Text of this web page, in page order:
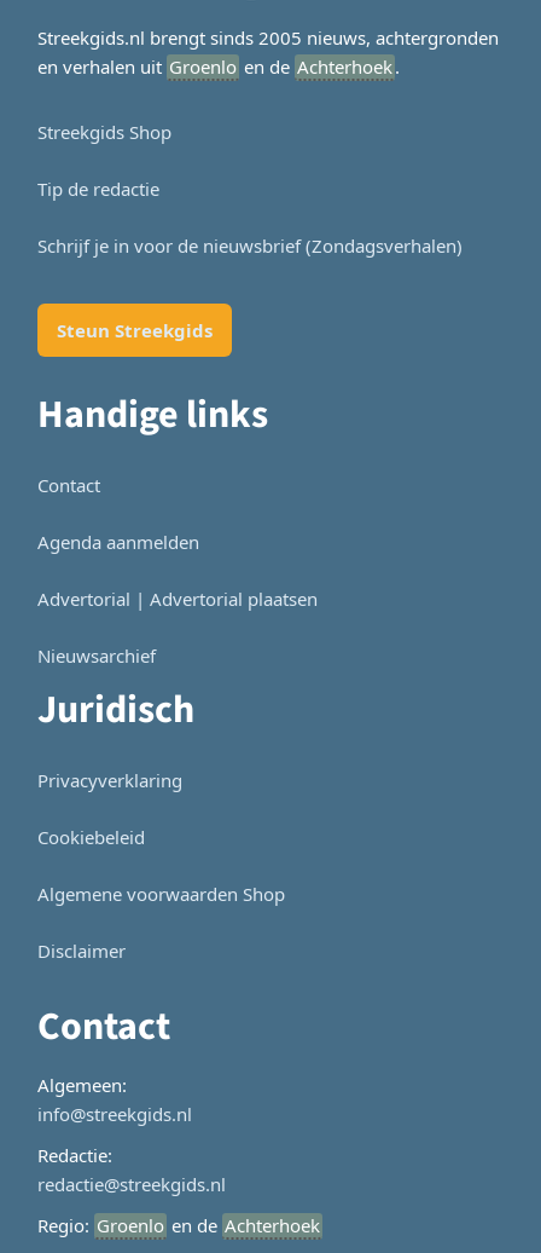
Streekgids.nl brengt sinds 2005 nieuws, achtergronden
en verhalen uit Groenlo en de Achterhoek.
Streekgids Shop
Tip de redactie
Schrijf je in voor de nieuwsbrief (Zondagsverhalen)
Steun Streekgids
Handige links
Contact
Agenda aanmelden
Advertorial | Advertorial plaatsen
Nieuwsarchief
Juridisch
Privacyverklaring
Cookiebeleid
Algemene voorwaarden Shop
Disclaimer
Contact
Algemeen:
info@streekgids.nl
Redactie:
redactie@streekgids.nl
Regio: Groenlo en de Achterhoek